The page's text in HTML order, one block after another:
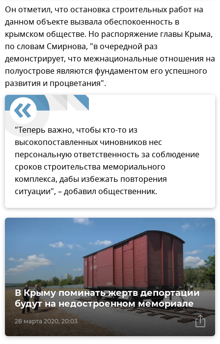
Он отметил, что остановка строительных работ на
данном объекте вызвала обеспокоенность в
крымском обществе. Но распоряжение главы Крыма,
по словам Смирнова, "в очередной раз
демонстрирует, что межнациональные отношения на
полуострове являются фундаментом его успешного
развития и процветания".
"Теперь важно, чтобы кто-то из
высокопоставленных чиновников нес
персональную ответственность за соблюдение
сроков строительства мемориального
комплекса, дабы избежать повторения
ситуации", – добавил общественник.
28 марта 2020, 20:03
В Крыму поминать жертв депортации
будут на недостроенном мемориале